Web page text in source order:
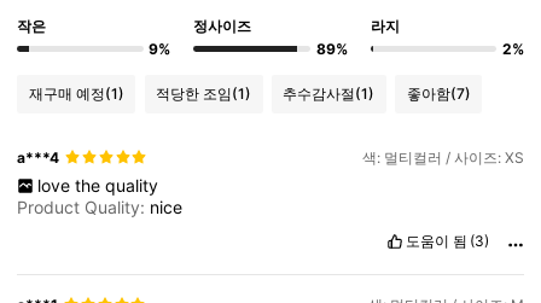
작은
9%
정사이즈
89%
라지
2%
재구매 예정(1) 적당한 조임(1) 추수감사절(1) 좋아함(7)
a***4 색: 멀티컬러 / 사이즈: XS
love the quality
Product Quality: nice
도움이 됨 (3)